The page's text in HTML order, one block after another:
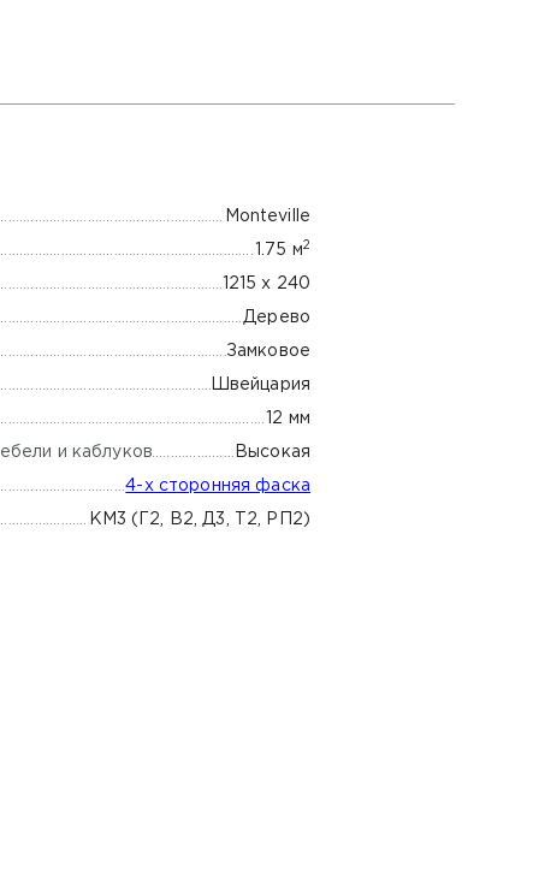
Monteville
1.75 м2
1215 x 240
Дерево
Замковое
Швейцария
12 мм
и каблуков Высокая
4-х сторонняя фаска
КМ3 (Г2, В2, Д3, Т2, РП2)